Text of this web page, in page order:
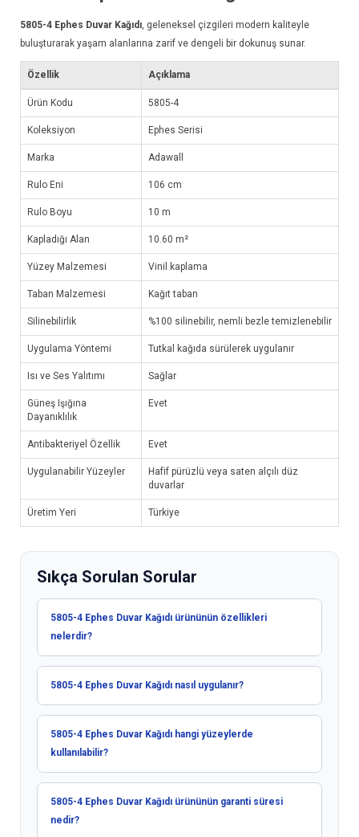
5805-4 Ephes Duvar Kağıdı , geleneksel çizgileri modern kaliteyle
buluşturarak yaşam alanlarına zarif ve dengeli bir dokunuş sunar.
Özellik Açıklama
Ürün Kodu 5805-4
Koleksiyon Ephes Serisi
Marka Adawall
Rulo Eni 106 cm
Rulo Boyu 10 m
Kapladığı Alan 10.60 m²
Yüzey Malzemesi Vinil kaplama
Taban Malzemesi Kağıt taban
Silinebilirlik %100 silinebilir, nemli bezle temizlenebilir
Uygulama Yöntemi Tutkal kağıda sürülerek uygulanır
Isı ve Ses Yalıtımı Sağlar
Güneş Işığına
Dayanıklılık
Evet
Antibakteriyel Özellik Evet
Uygulanabilir Yüzeyler
Hafif pürüzlü veya saten alçılı düz
duvarlar
Üretim Yeri Türkiye
Sıkça Sorulan Sorular
5805-4 Ephes Duvar Kağıdı ürününün özellikleri
nelerdir?
5805-4 Ephes Duvar Kağıdı nasıl uygulanır?
5805-4 Ephes Duvar Kağıdı hangi yüzeylerde
kullanılabilir?
5805-4 Ephes Duvar Kağıdı ürününün garanti süresi
nedir?